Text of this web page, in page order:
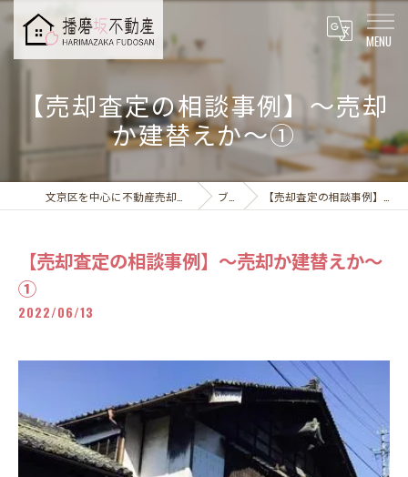
【売却査定の相談事例】～売却
か建替えか～①
ブログ 【売却査定の相談事例】～売却か建替えか～①
【売却査定の相談事例】～売却か建替えか～
①
2022/06/13